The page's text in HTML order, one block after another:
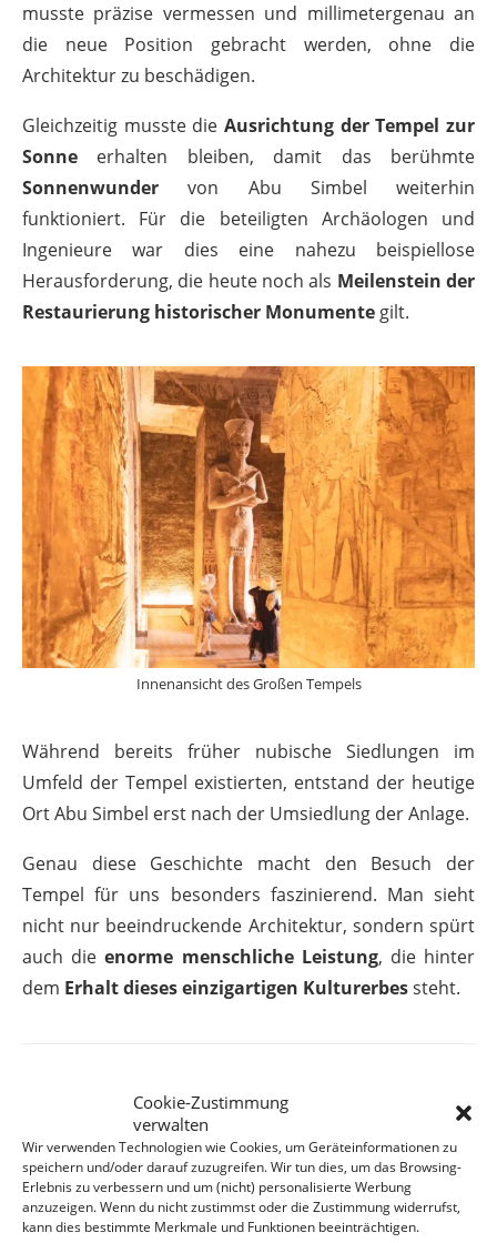
Cookie-Zustimmung
verwalten
Wir verwenden Technologien wie Cookies, um Geräteinformationen zu
speichern und/oder darauf zuzugreifen. Wir tun dies, um das Browsing-
Erlebnis zu verbessern und um (nicht) personalisierte Werbung
anzuzeigen. Wenn du nicht zustimmst oder die Zustimmung widerrufst,
kann dies bestimmte Merkmale und Funktionen beeinträchtigen.
musste präzise vermessen und millimetergenau an
die neue Position gebracht werden, ohne die
Architektur zu beschädigen.
Gleichzeitig musste die Ausrichtung der Tempel zur
Sonne erhalten bleiben, damit das berühmte
Sonnenwunder von Abu Simbel weiterhin
funktioniert. Für die beteiligten Archäologen und
Ingenieure war dies eine nahezu beispiellose
Herausforderung, die heute noch als Meilenstein der
Restaurierung historischer Monumente gilt.
Innenansicht des Großen Tempels
Während bereits früher nubische Siedlungen im
Umfeld der Tempel existierten, entstand der heutige
Ort Abu Simbel erst nach der Umsiedlung der Anlage.
Genau diese Geschichte macht den Besuch der
Tempel für uns besonders faszinierend. Man sieht
nicht nur beeindruckende Architektur, sondern spürt
auch dieenorme menschliche Leistung, die hinter
dem Erhalt dieses einzigartigen Kulturerbessteht.